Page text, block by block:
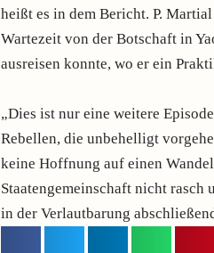
heißt es in dem Bericht. P.
Wartezeit von der Botschaft in
ausreisen konnte, wo er ein
„Dies ist nur eine weitere
Rebellen, die unbehelligt
keine Hoffnung auf einen
Staatengemeinschaft nicht rasch
in der Verlautbarung